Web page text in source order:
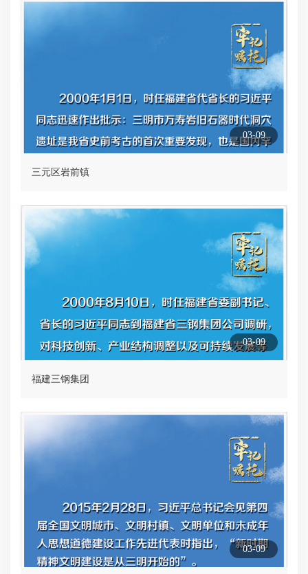
03-09
三元区岩前镇
03-09
福建三钢集团
03-09